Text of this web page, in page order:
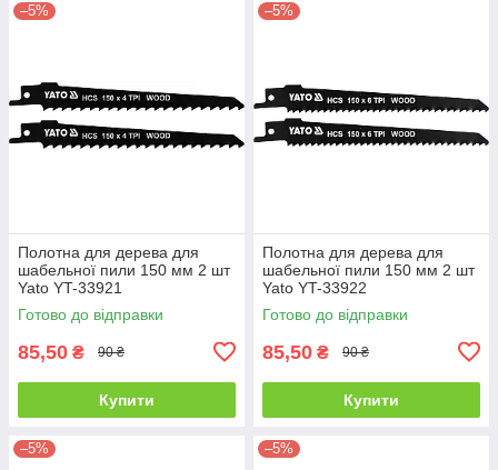
–5%
Полотна для дерева для
шабельної пили 150 мм 2 шт
Yato YT-33921
Готово до відправки
85,50 ₴ 90 ₴
Купити
–5%
Полотна для дерева для
шабельної пили 150 мм 2 шт
Yato YT-33922
Готово до відправки
85,50 ₴ 90 ₴
Купити
–5% –5%